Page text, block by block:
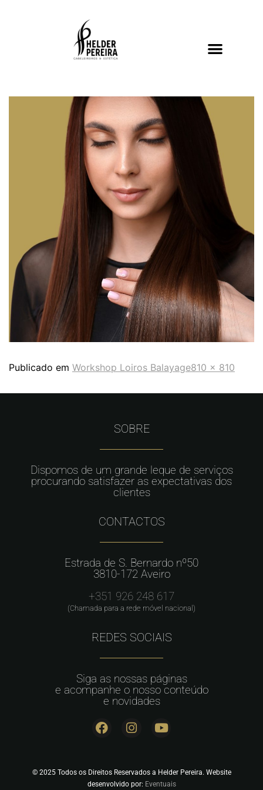
Publicado em Workshop Loiros Balayage810 × 810
SOBRE
Dispomos de um grande leque de serviços
procurando satisfazer as expectativas dos
clientes
CONTACTOS
Estrada de S. Bernardo nº50
3810-172 Aveiro
+351 926 248 617
(Chamada para a rede móvel nacional)
REDES SOCIAIS
Siga as nossas páginas
e acompanhe o nosso conteúdo
e novidades
© 2025 Todos os Direitos Reservados a Helder Pereira. Website
desenvolvido por: Eventuais